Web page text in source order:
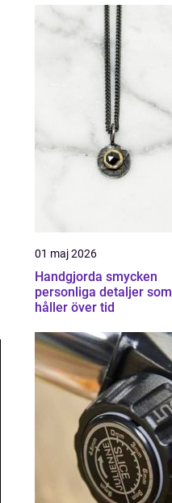
01 maj 2026
Handgjorda smycken
personliga detaljer som
håller över tid